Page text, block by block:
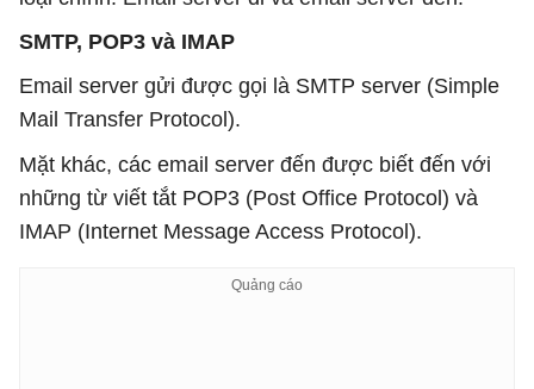
SMTP, POP3 và IMAP
Email server gửi được gọi là SMTP server (Simple
Mail Transfer Protocol).
Mặt khác, các email server đến được biết đến với
những từ viết tắt POP3 (Post Office Protocol) và
IMAP (Internet Message Access Protocol).